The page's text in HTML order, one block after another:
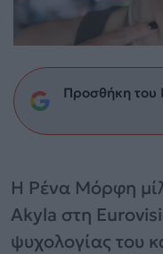
Προσθήκη του
Η Ρένα Μόρφη
Akyla στη
ψυχολογίας του